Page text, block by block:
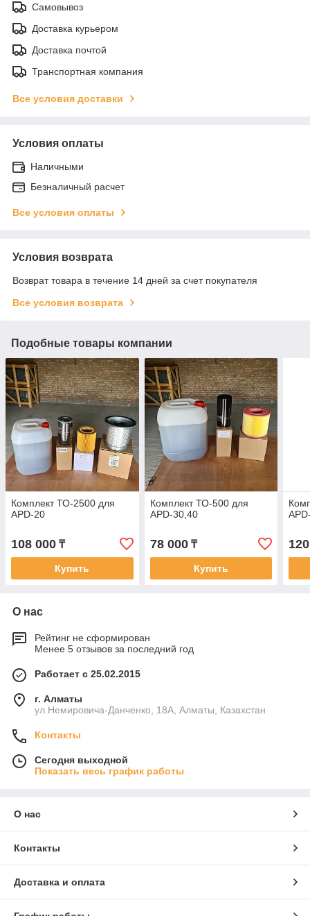
Самовывоз
Доставка курьером
Доставка почтой
Транспортная компания
Все условия доставки
Условия оплаты
Наличными
Безналичный расчет
Все условия оплаты
Условия возврата
Возврат товара в течение 14 дней за счет покупателя
Все условия возврата
Подобные товары компании
Комплект ТО-2500 для
APD-20
108 000 ₸
Купить
Комплект ТО-500 для
APD-30,40
78 000₸
Купить
О нас
Рейтинг не сформирован
Менее 5 отзывов за последний год
Работает с 25.02.2015
г. Алматы
ул.Немировича-Данченко, 18А, Алматы, Казахстан
Контакты
Сегодня выходной
Показать весь график работы
О нас
Контакты
Доставка и оплата